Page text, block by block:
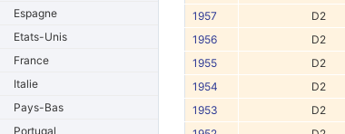
Espagne
Etats-Unis
France
Italie
Pays-Bas
Portugal
1957
D2
1956
D2
1955
D2
1954
D2
1953
D2